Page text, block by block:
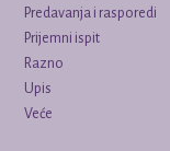
Predavanja i rasporedi
Prijemni ispit
Razno
Upis
Veće